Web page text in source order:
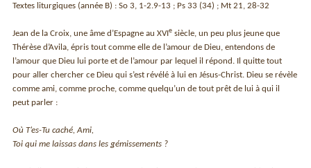
Textes liturgiques (année B) : So 3, 1-2.9-13 ; Ps 33 (34) ; Mt 21, 28-32
Jean de la Croix, une âme d’Espagne au XVIe siècle, un peu plus jeune que
Thérèse d’Avila, épris tout comme elle de l’amour de Dieu, entendons de
l’amour que Dieu lui porte et de l’amour par lequel il répond. Il quitte tout
pour aller chercher ce Dieu qui s’est révélé à lui en Jésus-Christ. Dieu se révèle
comme ami, comme proche, comme quelqu’un de tout prêt de lui à qui il
peut parler :
Où T’es-Tu caché, Ami,
Toi qui me laissas dans les gémissements ?